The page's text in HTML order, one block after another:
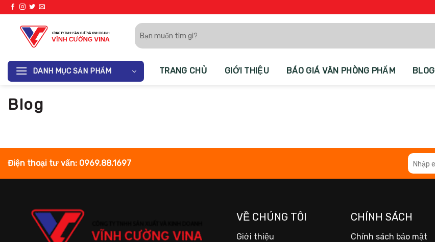
qua
Tìm
kiếm:
DANH MỤC SẢN PHẨM TRANG CHỦ GIỚI THIỆU BÁO GIÁ VĂN PHÒNG PHẨM BLOG
Blog
Điện thoại tư vấn: 0969.88.1697
VỀ CHÚNG TÔI
Giới thiệu
CHÍNH SÁCH
Chính sách bảo mật